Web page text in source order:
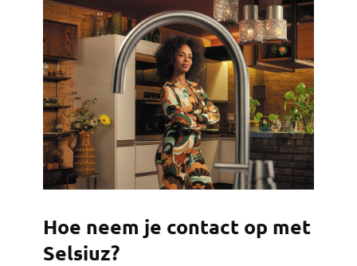
Hoe neem je contact op met
Selsiuz?